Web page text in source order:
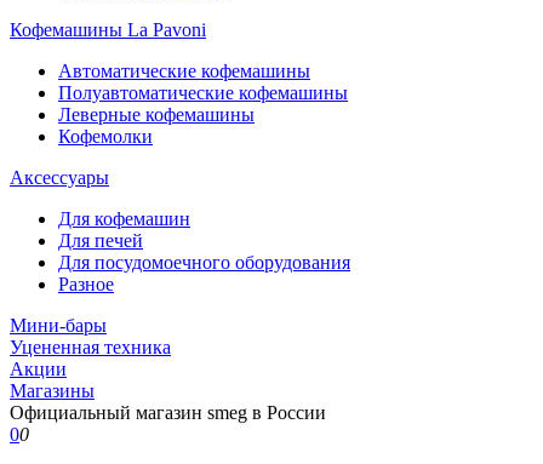
Кофемашины La Pavoni
Автоматические кофемашины
Полуавтоматические кофемашины
Леверные кофемашины
Кофемолки
Аксессуары
Для кофемашин
Для печей
Для посудомоечного оборудования
Разное
Мини-бары
Уцененная техника
Акции
Магазины
Официальный магазин smeg в России
00